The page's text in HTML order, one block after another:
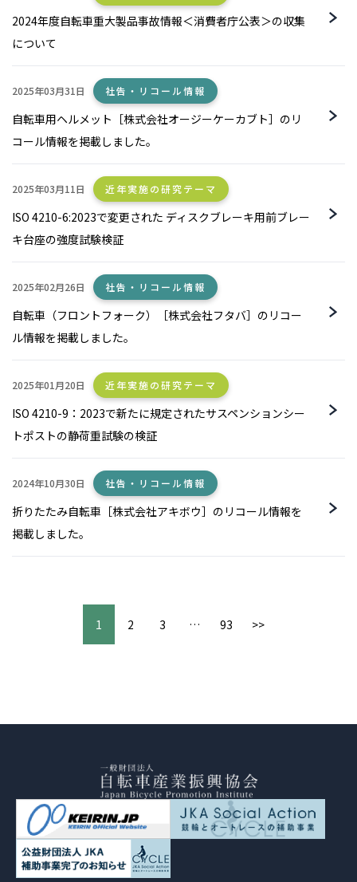
2024年度自転車重大製品事故情報＜消費者庁公表＞の収集
について
2025年03月31日 社告・リコール情報
自転車用ヘルメット［株式会社オージーケーカブト］のリ
コール情報を掲載しました。
2025年03月11日 近年実施の研究テーマ
ISO 4210-6:2023で変更された ディスクブレーキ用前ブレー
キ台座の強度試験検証
2025年02月26日 社告・リコール情報
自転車（フロントフォーク）［株式会社フタバ］のリコー
ル情報を掲載しました。
2025年01月20日 近年実施の研究テーマ
ISO 4210-9：2023で新たに規定されたサスペンションシー
トポストの静荷重試験の検証
2024年10月30日 社告・リコール情報
折りたたみ自転車［株式会社アキボウ］のリコール情報を
掲載しました。
1 2 3 … 93 >>